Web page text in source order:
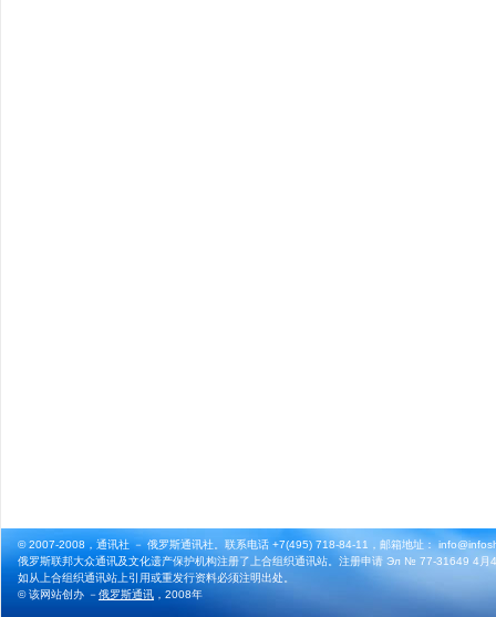
© 2007-2008，通讯社 － 俄罗斯通讯社。联系电话 +7(495) 718-84-11，邮箱地址：
俄罗斯联邦大众通讯及文化遗产保护机构注册了上合组织通讯站。注册申请 Эл № 77-31649 4月
如从上合组织通讯站上引用或重发行资料必须注明出处。
© 该网站创办 －俄罗斯通讯 ，2008年